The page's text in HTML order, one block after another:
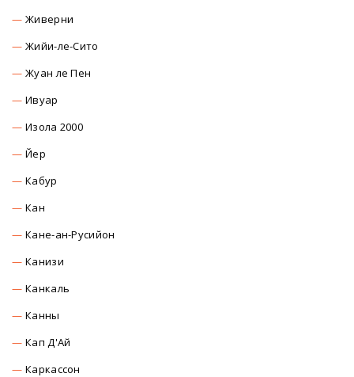
Живерни
Жийи-ле-Сито
Жуан ле Пен
Ивуар
Изола 2000
Йер
Кабур
Кан
Кане-ан-Русийон
Канизи
Канкаль
Канны
Кап Д'Ай
Каркасcон